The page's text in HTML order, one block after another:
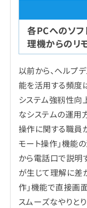
各PCへのソフ
理機からのリ
以前から、ヘルプ
能を活用する頻度
システム強靱性向
なシステムの運用
操作に関する職員
モート操作」機能
から電話口で説明
が生じて理解に差
作」機能で直接画
スムーズなやりと